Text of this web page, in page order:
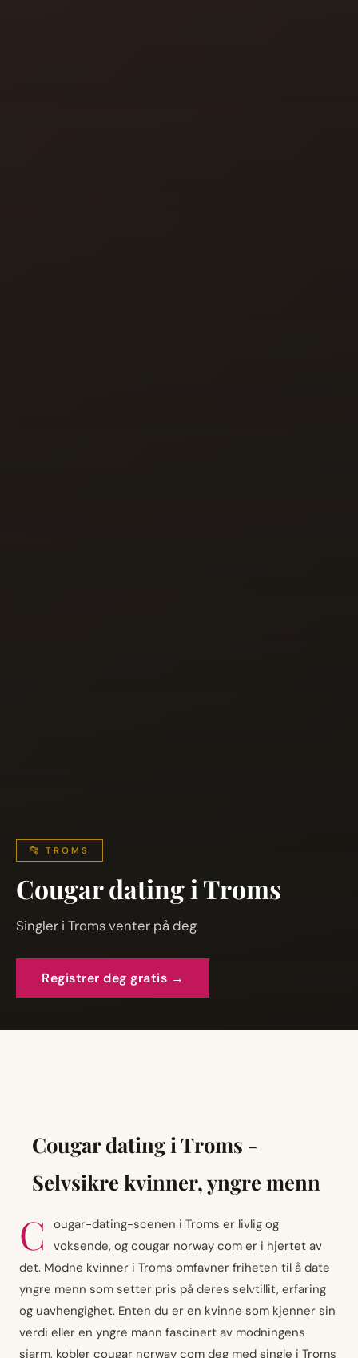
🐆 TROMS
Cougar dating i Troms
Singler i Troms venter på deg
Registrer deg gratis →
Cougar dating i Troms -
Selvsikre kvinner, yngre menn
C
ougar-dating-scenen i Troms er livlig og
voksende, og cougar norway com er i hjertet av
det. Modne kvinner i Troms omfavner friheten til å date
yngre menn som setter pris på deres selvtillit, erfaring
og uavhengighet. Enten du er en kvinne som kjenner sin
verdi eller en yngre mann fascinert av modningens
sjarm, kobler cougar norway com deg med single i Troms